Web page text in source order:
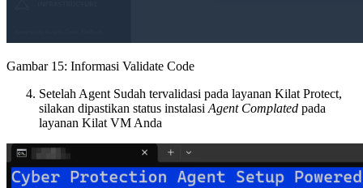
Gambar 15: Informasi Validate Code
Setelah Agent Sudah tervalidasi pada layanan Kilat Protect,
silakan dipastikan status instalasi Agent Complated pada
layanan Kilat VM Anda